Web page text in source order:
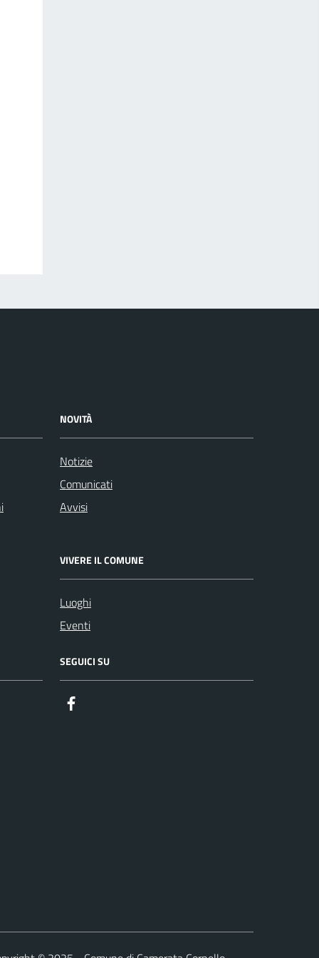
NOVITÀ
Notizie
Comunicati
Avvisi
VIVERE IL COMUNE
Luoghi
Eventi
SEGUICI SU